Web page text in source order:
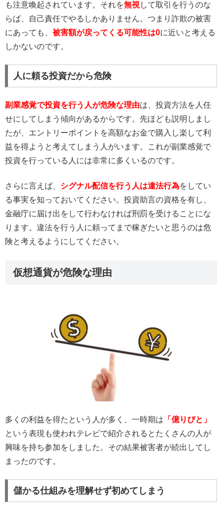
も注意喚起されています。それを無視して取引を行うのな
らば、自己責任でやるしかありません。つまり詐欺の被害
にあっても、 被害額が戻ってくる可能性は0に近いと考える
しかないのです。
人に頼る投資だから危険
副業感覚で投資を行う人が危険な理由は、投資方法を人任
せにしてしまう傾向があるからです。先ほども説明しまし
たが、エントリーポイントを高額なお金で購入し楽して利
益を得ようと考えてしまう人がいます。これが副業感覚で
投資を行っている人には非常に多くいるのです。
さらに言えば、 シグナル配信を行う人は違法行為をしてい
る事実を知っておいてください。投資助言の資格を有し、
金融庁に届け出をして行わなければ刑罰を受けることにな
ります。違法を行う人に頼ってまで稼ぎたいと思うのは危
険と考えるようにしてください。
仮想通貨が危険な理由
多くの利益を得たという人が多く、一時期は 「億りびと」
という表現も使われテレビで紹介されるとたくさんの人が
興味を持ち参加をしました。その結果被害者が続出してし
まったのです。
儲かる仕組みを理解せず初めてしまう